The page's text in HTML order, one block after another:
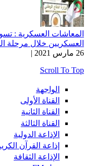
المعاشات العسكرية :
العسكريين خلال مرحلة
26 مارس 2021 |
Scroll To Top
الواجهة
القناة الأولى
القناة الثانية
القناة الثالثة
الإذاعة الدولية
إذاعة القرآن
الإذاعة الثقافة